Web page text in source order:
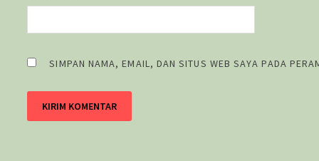
SIMPAN NAMA, EMAIL, DAN SITUS WEB SAYA PADA